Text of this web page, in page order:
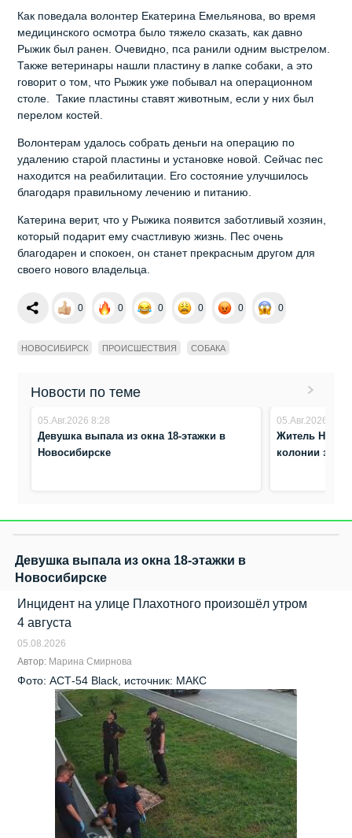
Как поведала волонтер Екатерина Емельянова, во время
медицинского осмотра было тяжело сказать, как давно
Рыжик был ранен. Очевидно, пса ранили одним выстрелом.
Также ветеринары нашли пластину в лапке собаки, а это
говорит о том, что Рыжик уже побывал на операционном
столе. Такие пластины ставят животным, если у них был
перелом костей.
Волонтерам удалось собрать деньги на операцию по
удалению старой пластины и установке новой. Сейчас пес
находится на реабилитации. Его состояние улучшилось
благодаря правильному лечению и питанию.
Катерина верит, что у Рыжика появится заботливый хозяин,
который подарит ему счастливую жизнь. Пес очень
благодарен и спокоен, он станет прекрасным другом для
своего нового владельца.
0 0 0 0 0 0
НОВОСИБИРСК ПРОИСШЕСТВИЯ СОБАКА
Новости по теме
05.Авг.2026 8:28
Девушка выпала из окна 18‑этажки в
Новосибирске
05.Авг.2026 8:23
Житель
колонии за
Девушка выпала из окна 18‑этажки в
Новосибирске
Инцидент на улице Плахотного произошёл утром
4 августа
05.08.2026
Автор: Марина Смирнова
Фото: АСТ-54 Black, источник: МАКС